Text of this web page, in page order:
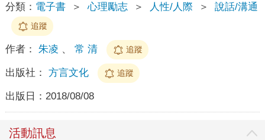
分類： 電子書 ＞ 心理勵志 ＞ 人性/人際 ＞ 說話/溝通
追蹤
作者： 朱凌 、 常 清 追蹤
出版社： 方言文化 追蹤
出版日： 2018/08/08
活動訊息